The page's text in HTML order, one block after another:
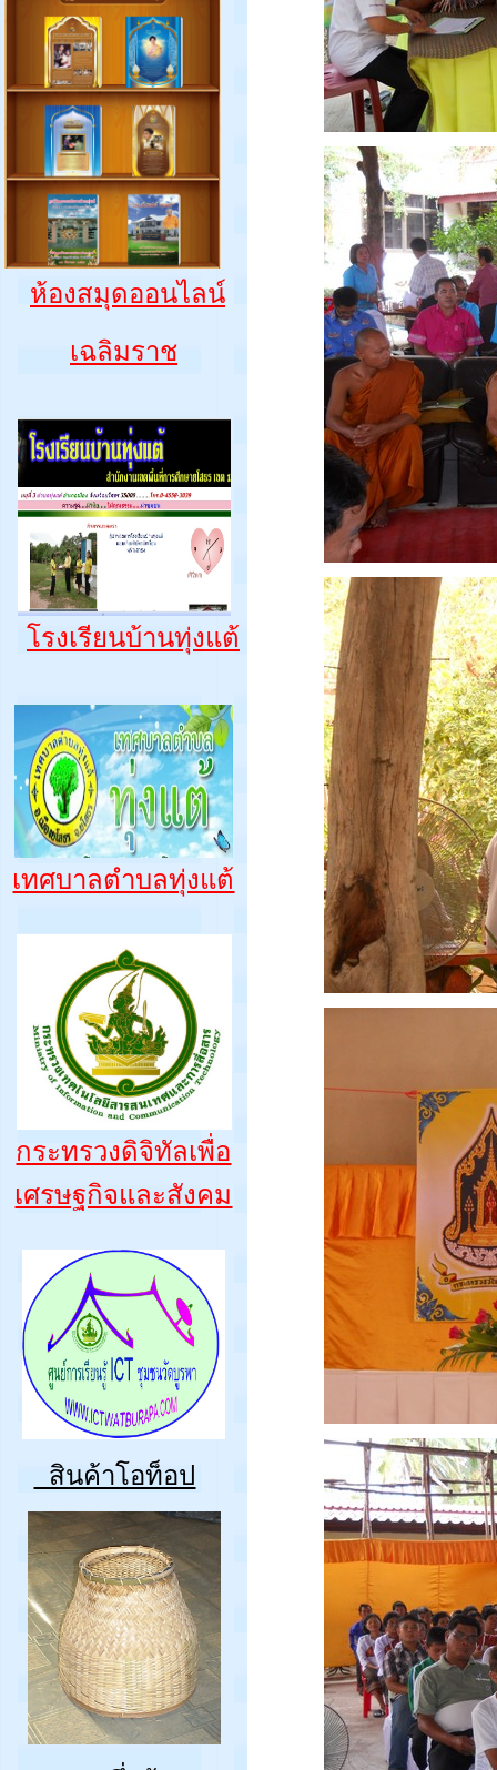
ห้องสมุดออนไลน์
เฉลิมราช
โรงเรียนบ้านทุ่งแต้
เทศบาลตำบลทุ่งแต้
กระทรวงดิจิทัลเพื่อ
เศรษฐกิจและสังคม
สินค้าโอท็อป